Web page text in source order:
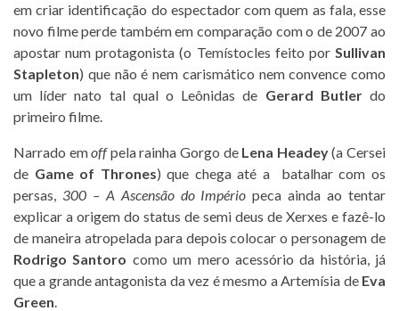
em criar identificação do espectador com quem as fala, esse
novo filme perde também em comparação com o de 2007 ao
apostar num protagonista (o Temístocles feito por Sullivan
Stapleton) que não é nem carismático nem convence como
um líder nato tal qual o Leônidas de Gerard Butlerdo
primeiro filme.
Narrado emoffpela rainha Gorgo de Lena Headey(a Cersei
de Game of Thrones) que chega até a batalhar com os
persas, 300 – A Ascensão do Império peca ainda ao tentar
explicar a origem do status de semi deus de Xerxes e fazê-lo
de maneira atropelada para depois colocar o personagem de
Rodrigo Santoro como um mero acessório da história, já
que a grande antagonista da vez é mesmo a Artemísia de Eva
Green.